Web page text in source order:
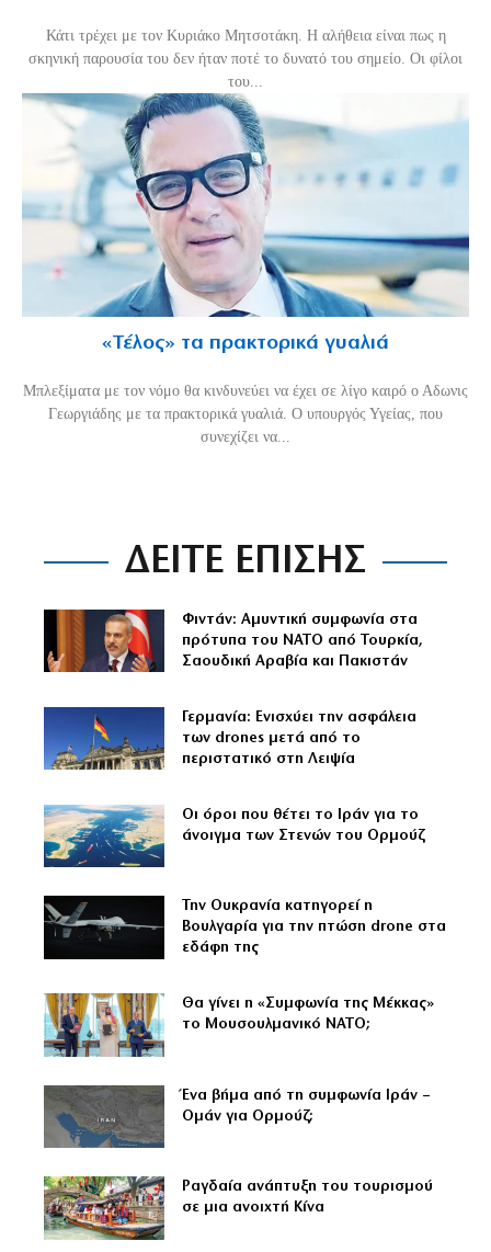
Κάτι τρέχει με τον Κυριάκο Μητσοτάκη. Η αλήθεια είναι πως η
σκηνική παρουσία του δεν ήταν ποτέ το δυνατό του σημείο. Οι φίλοι
του...
«Τέλος» τα πρακτορικά γυαλιά
Μπλεξίματα με τον νόμο θα κινδυνεύει να έχει σε λίγο καιρό ο Αδωνις
Γεωργιάδης με τα πρακτορικά γυαλιά. Ο υπουργός Υγείας, που
συνεχίζει να...
ΔΕΙΤΕ ΕΠΙΣΗΣ
Φιντάν: Αμυντική συμφωνία στα
πρότυπα του ΝΑΤΟ από Τουρκία,
Σαουδική Αραβία και Πακιστάν
Γερμανία: Ενισχύει την ασφάλεια
των drones μετά από το
περιστατικό στη Λειψία
Οι όροι που θέτει το Ιράν για το
άνοιγμα των Στενών του Ορμούζ
Την Ουκρανία κατηγορεί η
Βουλγαρία για την πτώση drone στα
εδάφη της
Θα γίνει η «Συμφωνία της Μέκκας»
το Μουσουλμανικό ΝΑΤΟ;
Ένα βήμα από τη συμφωνία Ιράν –
Ομάν για Ορμούζ;
Ραγδαία ανάπτυξη του τουρισμού
σε μια ανοιχτή Κίνα